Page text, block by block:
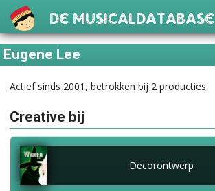
De Musicaldatabase
Eugene Lee
Actief sinds 2001, betrokken bij 2 producties.
Creative bij
Decorontwerp